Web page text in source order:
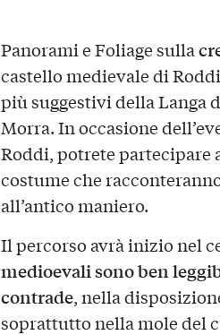
Panorami e Foliage sulla
castello medievale di
più suggestivi della Langa
Morra. In occasione
Roddi, potrete partecipare
costume che
all’antico maniero.
Il percorso avrà inizio nel
medioevali sono ben
contrade, nella
soprattutto nella mole del